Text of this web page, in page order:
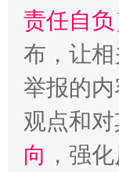
责任自负
布，让
举报的
观点和对
向 ，强